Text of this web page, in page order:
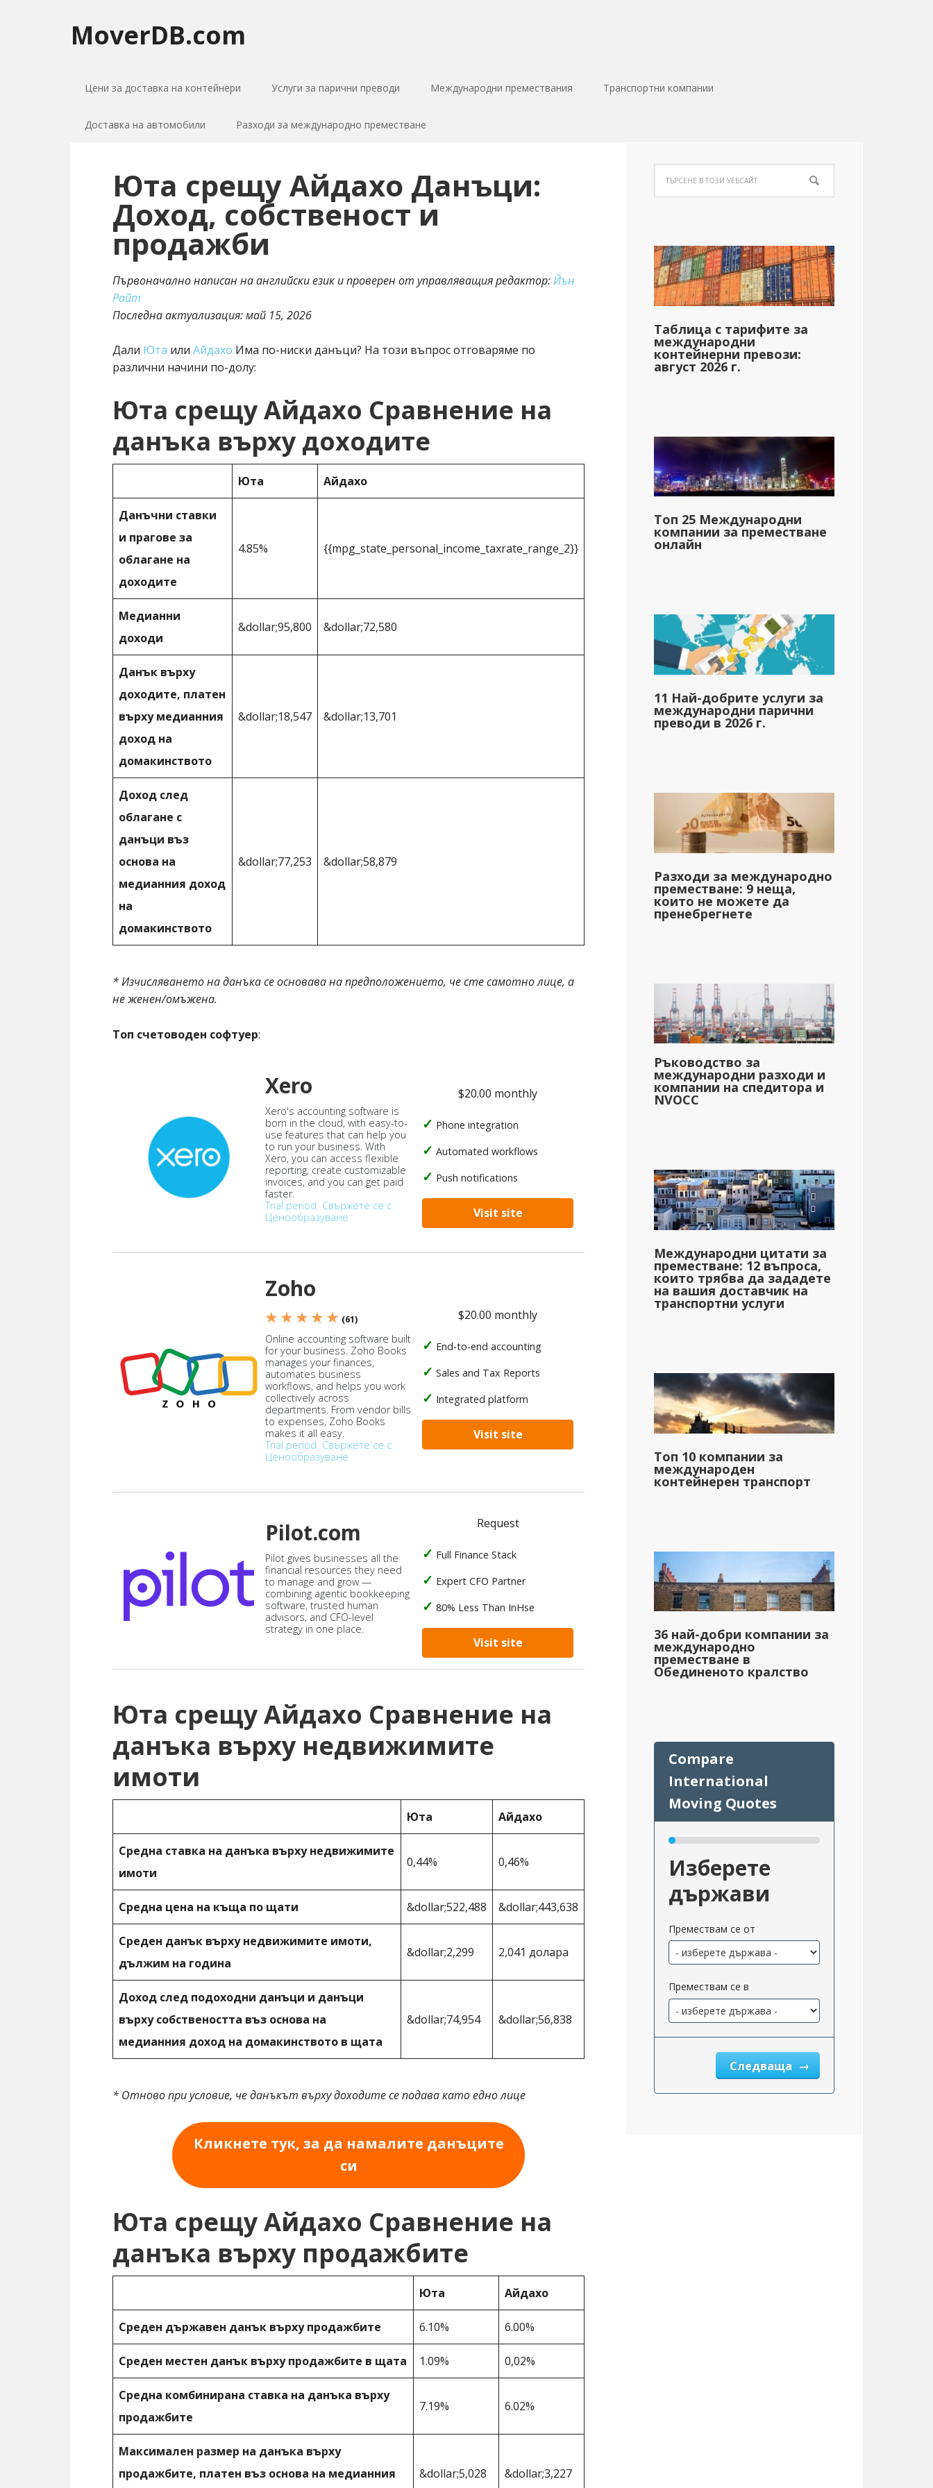
MoverDB.com
Цени за доставка на контейнери Услуги за парични преводи Международни премествания Транспортни компании
Доставка на автомобили Разходи за международно преместване
Юта срещу Айдахо Данъци:
Доход, собственост и
продажби
Първоначално написан на английски език и проверен от управляващия редактор:Йън
Райт
Последна актуализация:май 15, 2026
Дали Юта или Айдахо Има по-ниски данъци? На този въпрос отговаряме по
различни начини по-долу:
Юта срещу Айдахо Сравнение на
данъка върху доходите
Юта Айдахо
Данъчни ставки
и прагове за
облагане на
доходите
4.85% {{mpg_state_personal_income_taxrate_range_2}}
Медианни
доходи
&dollar;95,800 &dollar;72,580
Данък върху
доходите, платен
върху медианния
доход на
домакинството
&dollar;18,547 &dollar;13,701
Доход след
облагане с
данъци въз
основа на
медианния доход
на
домакинството
&dollar;77,253 &dollar;58,879
* Изчисляването на данъка се основава на предположението, че сте самотно лице, а
не женен/омъжена.
Топ счетоводен софтуер:
Xero
Xero's accounting software is
born in the cloud, with easy-to-
use features that can help you
to run your business. With
Xero, you can access flexible
reporting, create customizable
invoices, and you can get paid
faster.
Trial period Свържете се с
Ценообразуване
$20.00 monthly
Phone integration
Automated workflows
Push notifications
Visit site
Zoho
★ ★ ★ ★ ★ (61)
Online accounting software built
for your business. Zoho Books
manages your finances,
automates business
workflows, and helps you work
collectively across
departments. From vendor bills
to expenses, Zoho Books
makes it all easy.
Trial period Свържете се с
Ценообразуване
$20.00 monthly
End-to-end accounting
Sales and Tax Reports
Integrated platform
Visit site
Pilot.com
Pilot gives businesses all the
financial resources they need
to manage and grow —
combining agentic bookkeeping
software, trusted human
advisors, and CFO-level
strategy in one place.
Request
Full Finance Stack
Expert CFO Partner
80% Less Than InHse
Visit site
Юта срещу Айдахо Сравнение на
данъка върху недвижимите
имоти
Юта Айдахо
Средна ставка на данъка върху недвижимите
имоти
0,44% 0,46%
Средна цена на къща по щати &dollar;522,488 &dollar;443,638
Среден данък върху недвижимите имоти,
дължим на година
&dollar;2,299 2,041 долара
Доход след подоходни данъци и данъци
върху собствеността въз основа на
медианния доход на домакинството в щата
&dollar;74,954 &dollar;56,838
* Отново при условие, че данъкът върху доходите се подава като едно лице
Кликнете тук, за да намалите данъците
си
Юта срещу Айдахо Сравнение на
данъка върху продажбите
Юта Айдахо
Среден държавен данък върху продажбите 6.10% 6.00%
Среден местен данък върху продажбите в щата 1.09% 0,02%
Средна комбинирана ставка на данъка върху
продажбите
7.19% 6.02%
Максимален размер на данъка върху
продажбите, платен въз основа на медианния
&dollar;5,028 &dollar;3,227
Таблица с тарифите за
международни
контейнерни превози:
август 2026 г.
Топ 25 Международни
компании за преместване
онлайн
11 Най-добрите услуги за
международни парични
преводи в 2026 г.
Разходи за международно
преместване: 9 неща,
които не можете да
пренебрегнете
Ръководство за
международни разходи и
компании на спедитора и
NVOCC
Международни цитати за
преместване: 12 въпроса,
които трябва да зададете
на вашия доставчик на
транспортни услуги
Топ 10 компании за
международен
контейнерен транспорт
36 най-добри компании за
международно
преместване в
Обединеното кралство
Изберете
държави
Премествам се от
Премествам се в
Следваща